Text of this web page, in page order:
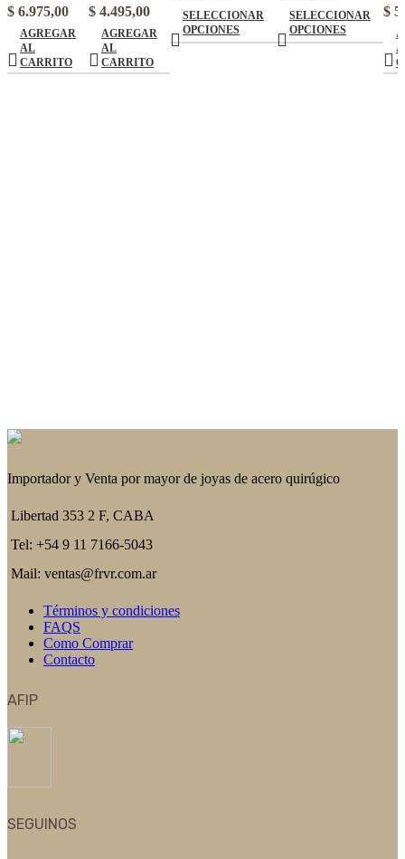
$ 6.975,00
AGREGAR
AL
CARRITO
$ 4.495,00
AGREGAR
AL
CARRITO
SELECCIONAR
OPCIONES
Este
producto
tiene
varias
SELECCIONAR
OPCIONES
Este
producto
tiene
$
Importador y Venta por mayor de joyas de acero quirúgico
Libertad 353 2 F, CABA
Tel: +54 9 11 7166-5043
Mail: ventas@frvr.com.ar
Términos y condiciones
FAQS
Como Comprar
Contacto
AFIP
SEGUINOS